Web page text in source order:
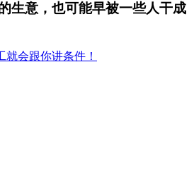
生意，也可能早被一些人干成
就会跟你讲条件！